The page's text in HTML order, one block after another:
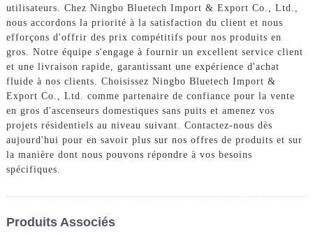
utilisateurs. Chez Ningbo Bluetech Import & Export Co., Ltd.,
nous accordons la priorité à la satisfaction du client et nous
efforçons d'offrir des prix compétitifs pour nos produits en
gros. Notre équipe s'engage à fournir un excellent service client
et une livraison rapide, garantissant une expérience d'achat
fluide à nos clients. Choisissez Ningbo Bluetech Import &
Export Co., Ltd. comme partenaire de confiance pour la vente
en gros d'ascenseurs domestiques sans puits et amenez vos
projets résidentiels au niveau suivant. Contactez-nous dès
aujourd'hui pour en savoir plus sur nos offres de produits et sur
la manière dont nous pouvons répondre à vos besoins
spécifiques.
Produits Associés